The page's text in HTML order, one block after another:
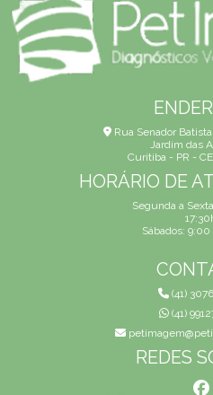
Rua Senador
Jardim das
Curitiba - PR -
HORÁRIO DE
Segunda a
Sábados: 9:00
(41)
(41)
REDES